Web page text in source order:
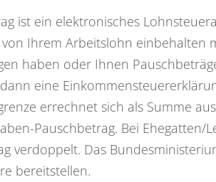
ist ein elektronisches
Ihrem Arbeitslohn einbehalten
haben oder Ihnen
eine
errechnet sich als Summe
Pauschbetrag. Bei
verdoppelt. Das
bereitstellen.